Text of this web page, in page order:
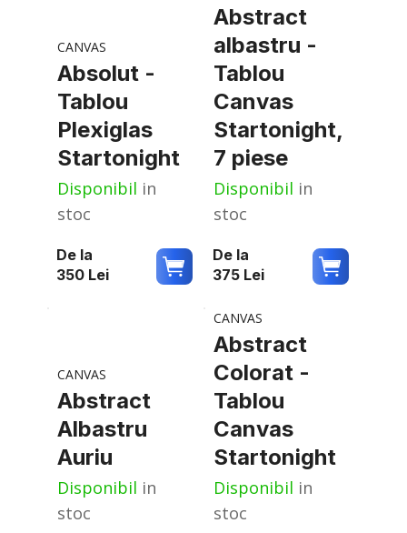
CANVAS
Absolut -
Tablou
Plexiglas
Startonight
Disponibil in
stoc
De la
350 Lei
Abstract
albastru -
Tablou
Canvas
Startonight,
7 piese
Disponibil in
stoc
De la
375 Lei
CANVAS
Abstract
Albastru
Auriu
Disponibil in
stoc
CANVAS
Abstract
Colorat -
Tablou
Canvas
Startonight
Disponibil in
stoc